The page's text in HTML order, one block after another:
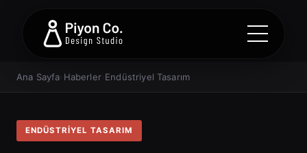
Ana Sayfa Haberler› Endüstriyel Tasarım
ENDÜSTRIYEL TASARIM